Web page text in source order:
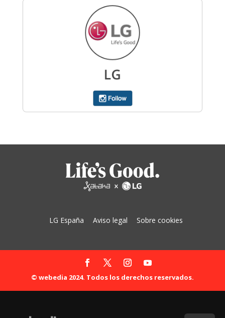
LG España Aviso legal Sobre cookies
© webedia 2024. Todos los derechos reservados.